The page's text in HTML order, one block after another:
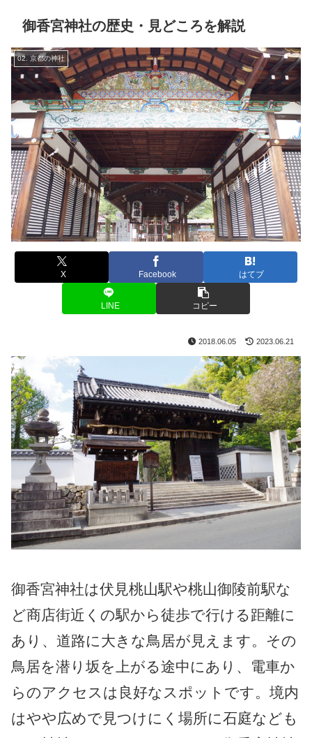
御香宮神社の歴史・見どころを解説
02. 京都の神社
X Facebook はてブ
LINE コピー
2018.06.05 2023.06.21
御香宮神社は伏見桃山駅や桃山御陵前駅な
ど商店街近くの駅から徒歩で行ける距離に
あり、道路に大きな鳥居が見えます。その
鳥居を潜り坂を上がる途中にあり、電車か
らのアクセスは良好なスポットです。境内
はやや広めで見つけにく場所に石庭なども